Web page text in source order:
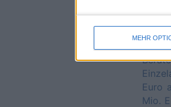
MEHR
Euro
Mio.